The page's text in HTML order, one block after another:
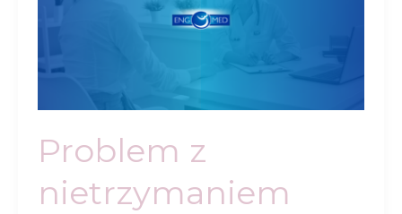
Problem z
nietrzymaniem